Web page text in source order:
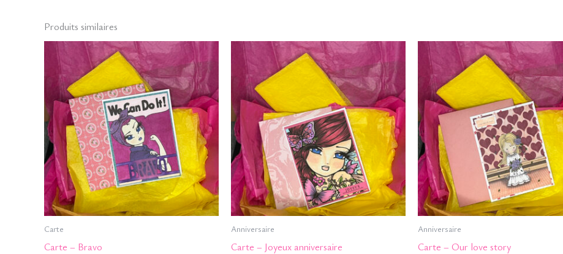
Produits similaires
Carte
Carte – Bravo
Anniversaire
Carte – Joyeux anniversaire
Anniversaire
Carte – Our love story